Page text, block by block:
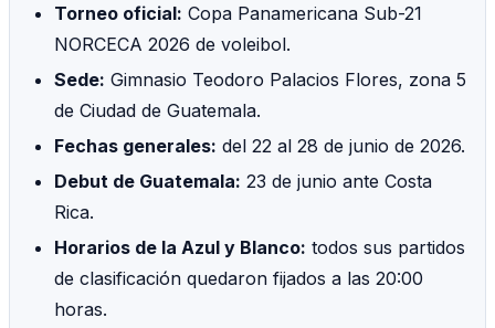
Torneo oficial: Copa Panamericana Sub-21
NORCECA 2026 de voleibol.
Sede: Gimnasio Teodoro Palacios Flores, zona 5
de Ciudad de Guatemala.
Fechas generales: del 22 al 28 de junio de 2026.
Debut de Guatemala: 23 de junio ante Costa
Rica.
Horarios de la Azul y Blanco: todos sus partidos
de clasificación quedaron fijados a las 20:00
horas.